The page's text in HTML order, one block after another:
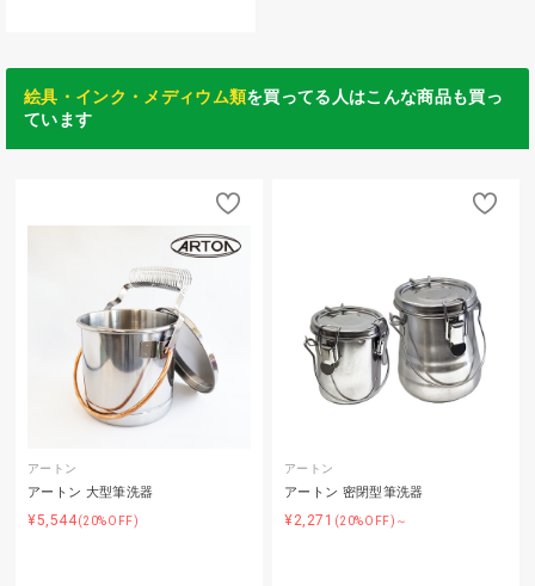
絵具・インク・メディウム類を買ってる人はこんな商品も買っ
ています
アートン
アートン 大型筆洗器
¥5,544(20%OFF)
アートン
アートン 密閉型筆洗器
¥2,271 (20%OFF)～